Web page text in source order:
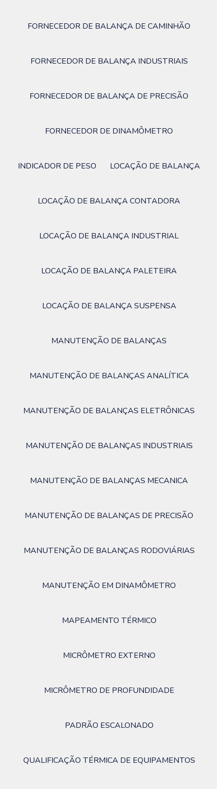
FORNECEDOR DE BALANÇA DE CAMINHÃO
FORNECEDOR DE BALANÇA INDUSTRIAIS
FORNECEDOR DE BALANÇA DE PRECISÃO
FORNECEDOR DE DINAMÔMETRO
INDICADOR DE PESO LOCAÇÃO DE BALANÇA
LOCAÇÃO DE BALANÇA CONTADORA
LOCAÇÃO DE BALANÇA INDUSTRIAL
LOCAÇÃO DE BALANÇA PALETEIRA
LOCAÇÃO DE BALANÇA SUSPENSA
MANUTENÇÃO DE BALANÇAS
MANUTENÇÃO DE BALANÇAS ANALÍTICA
MANUTENÇÃO DE BALANÇAS ELETRÔNICAS
MANUTENÇÃO DE BALANÇAS INDUSTRIAIS
MANUTENÇÃO DE BALANÇAS MECANICA
MANUTENÇÃO DE BALANÇAS DE PRECISÃO
MANUTENÇÃO DE BALANÇAS RODOVIÁRIAS
MANUTENÇÃO EM DINAMÔMETRO
MAPEAMENTO TÉRMICO
MICRÔMETRO EXTERNO
MICRÔMETRO DE PROFUNDIDADE
PADRÃO ESCALONADO
QUALIFICAÇÃO TÉRMICA DE EQUIPAMENTOS